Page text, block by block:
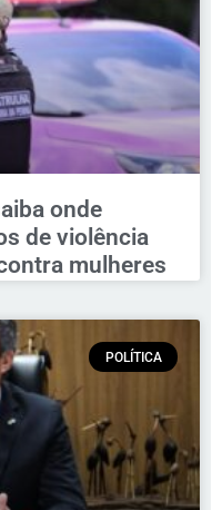
onde
de violência
mulheres
POLÍTICA